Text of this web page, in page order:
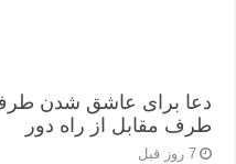
دعا برای عاشق شدن
طرف مقابل از راه دور
7 روز قبل